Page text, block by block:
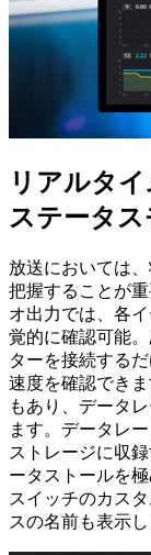
リアルタ
ステータス
放送においては
把握することが重
オ出力では、各
覚的に確認可能
ターを接続する
速度を確認でき
もあり、データ
ます。データレ
ストレージに収
ータストールを
スイッチのカス
スの名前も表示し